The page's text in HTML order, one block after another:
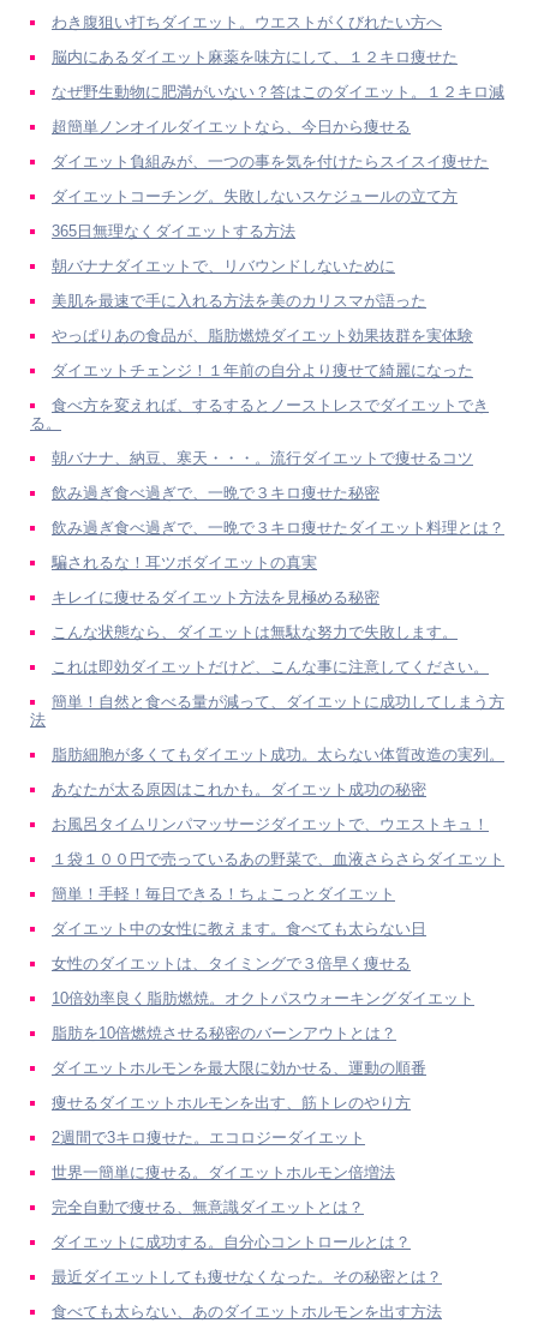
わき腹狙い打ちダイエット。ウエストがくびれたい方へ
脳内にあるダイエット麻薬を味方にして、１２キロ痩せた
なぜ野生動物に肥満がいない？答はこのダイエット。１２キロ減
超簡単ノンオイルダイエットなら、今日から痩せる
ダイエット負組みが、一つの事を気を付けたらスイスイ痩せた
ダイエットコーチング。失敗しないスケジュールの立て方
365日無理なくダイエットする方法
朝バナナダイエットで、リバウンドしないために
美肌を最速で手に入れる方法を美のカリスマが語った
やっぱりあの食品が、脂肪燃焼ダイエット効果抜群を実体験
ダイエットチェンジ！１年前の自分より痩せて綺麗になった
食べ方を変えれば、するするとノーストレスでダイエットでき
る。
朝バナナ、納豆、寒天・・・。流行ダイエットで痩せるコツ
飲み過ぎ食べ過ぎで、一晩で３キロ痩せた秘密
飲み過ぎ食べ過ぎで、一晩で３キロ痩せたダイエット料理とは？
騙されるな！耳ツボダイエットの真実
キレイに痩せるダイエット方法を見極める秘密
こんな状態なら、ダイエットは無駄な努力で失敗します。
これは即効ダイエットだけど、こんな事に注意してください。
簡単！自然と食べる量が減って、ダイエットに成功してしまう方
法
脂肪細胞が多くてもダイエット成功。太らない体質改造の実列。
あなたが太る原因はこれかも。ダイエット成功の秘密
お風呂タイムリンパマッサージダイエットで、ウエストキュ！
１袋１００円で売っているあの野菜で、血液さらさらダイエット
簡単！手軽！毎日できる！ちょこっとダイエット
ダイエット中の女性に教えます。食べても太らない日
女性のダイエットは、タイミングで３倍早く痩せる
10倍効率良く脂肪燃焼。オクトパスウォーキングダイエット
脂肪を10倍燃焼させる秘密のバーンアウトとは？
ダイエットホルモンを最大限に効かせる、運動の順番
痩せるダイエットホルモンを出す、筋トレのやり方
2週間で3キロ痩せた。エコロジーダイエット
世界一簡単に痩せる。ダイエットホルモン倍増法
完全自動で痩せる、無意識ダイエットとは？
ダイエットに成功する。自分心コントロールとは？
最近ダイエットしても痩せなくなった。その秘密とは？
食べても太らない、あのダイエットホルモンを出す方法